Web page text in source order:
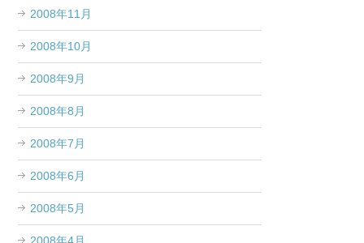
2008年11月
2008年10月
2008年9月
2008年8月
2008年7月
2008年6月
2008年5月